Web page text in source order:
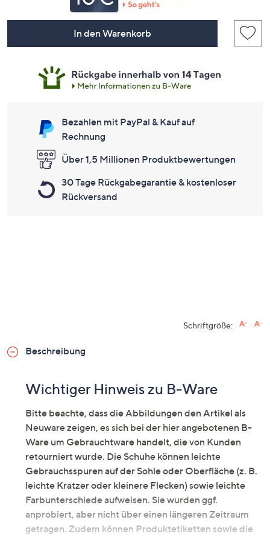
In den Warenkorb
Bezahlen mit PayPal & Kauf auf
Rechnung
Über 1,5 Millionen Produktbewertungen
30 Tage Rückgabegarantie & kostenloser
Rückversand
Schriftgröße:
Beschreibung
Wichtiger Hinweis zu B-Ware
Bitte beachte, dass die Abbildungen den Artikel als
Neuware zeigen, es sich bei der hier angebotenen B-
Ware um Gebrauchtware handelt, die von Kunden
retourniert wurde. Die Schuhe können leichte
Gebrauchsspuren auf der Sohle oder Oberfläche (z. B.
leichte Kratzer oder kleinere Flecken) sowie leichte
Farbunterschiede aufweisen. Sie wurden ggf.
anprobiert, aber nicht über einen längeren Zeitraum
getragen. Zudem können Produktetiketten sowie die